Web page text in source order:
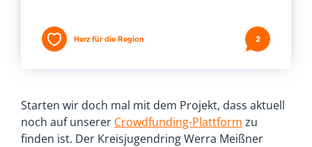
Herz für die Region 2
Starten wir doch mal mit dem Projekt, dass aktuell
noch auf unserer Crowdfunding-Plattform zu
finden ist. Der Kreisjugendring Werra Meißner